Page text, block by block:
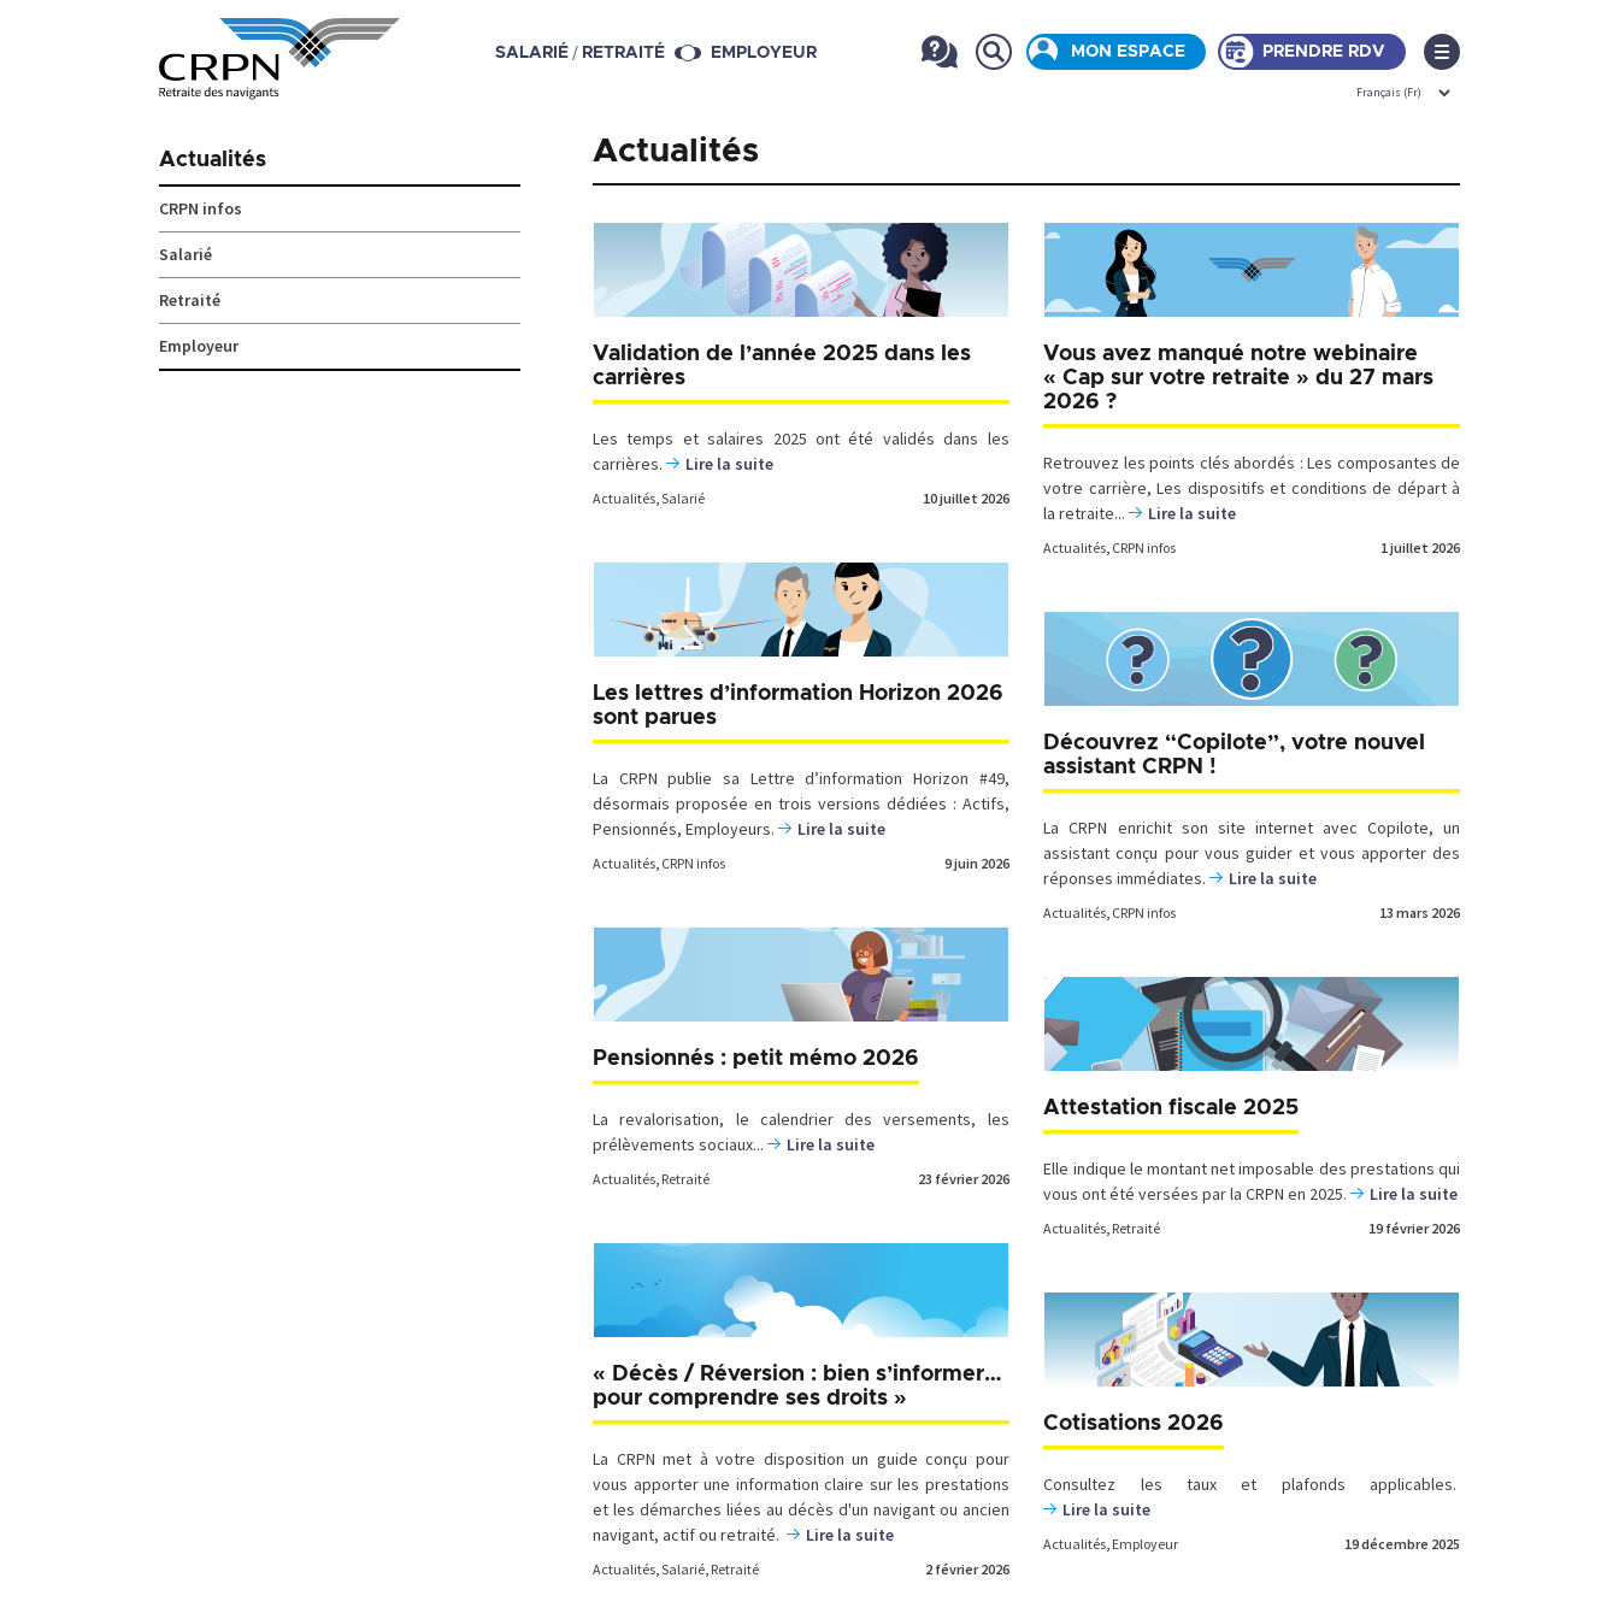
SALARIÉ / RETRAITÉ EMPLOYEUR MON ESPACE PRENDRE RDV
Actualités
Validation de l’année 2025 dans les
carrières
Les temps et salaires 2025 ont été validés dans les
carrières.
Lire la suite
Actualités,Salarié 10 juillet 2026
Vous avez manqué notre webinaire
« Cap sur votre retraite » du 27 mars
2026 ?
Retrouvez les points clés abordés : Les composantes de
votre carrière, Les dispositifs et conditions de départ à
la retraite...
Lire la suite
Actualités, CRPN infos 1 juillet 2026
Les lettres d’information Horizon 2026
sont parues
La CRPN publie sa Lettre d’information Horizon #49,
désormais proposée en trois versions dédiées : Actifs,
Pensionnés, Employeurs.
Lire la suite
Actualités, CRPN infos 9 juin 2026
Découvrez “Copilote”, votre nouvel
assistant CRPN !
La CRPN enrichit son site internet avec Copilote, un
assistant conçu pour vous guider et vous apporter des
réponses immédiates.
Lire la suite
Actualités, CRPN infos 13 mars 2026
Pensionnés : petit mémo 2026
La revalorisation, le calendrier des versements, les
prélèvements sociaux...
Lire la suite
Actualités, Retraité 23 février 2026
Attestation fiscale 2025
Elle indique le montant net imposable des prestations qui
vous ont été versées par la CRPN en 2025.
Lire la suite
Actualités, Retraité 19 février 2026
« Décès / Réversion : bien s’informer…
pour comprendre ses droits »
La CRPN met à votre disposition un guide conçu pour
vous apporter une information claire sur les prestations
et les démarches liées au décès d'un navigant ou ancien
navigant, actif ou retraité.
Lire la suite
Actualités,Salarié, Retraité 2 février 2026
Cotisations 2026
Consultez les taux et plafonds applicables.
Lire la suite
Actualités, Employeur 19 décembre 2025
Actualités
CRPN infos
Salarié
Retraité
Employeur